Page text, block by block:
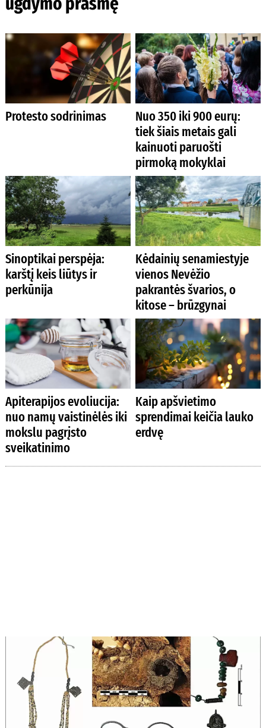
Protesto sodrinimas
Nuo 350 iki 900 eurų:
tiek šiais metais gali
kainuoti paruošti
pirmoką mokyklai
Sinoptikai perspėja:
karštį keis liūtys ir
perkūnija
Kėdainių senamiestyje
vienos Nevėžio
pakrantės švarios, o
kitose – brūzgynai
Apiterapijos evoliucija:
nuo namų vaistinėlės iki
mokslu pagrįsto
sveikatinimo
Kaip apšvietimo
sprendimai keičia lauko
erdvę